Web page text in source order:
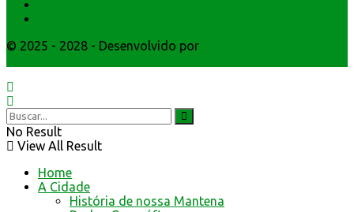
© 2025 - 2028 - Desenvolvido por
No Result
View All Result
Home
A Cidade
História de nossa Mantena